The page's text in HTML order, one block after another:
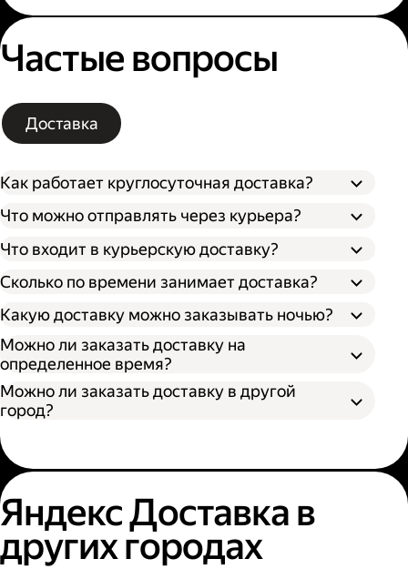
Частые вопросы
Доставка
Как работает круглосуточная доставка?
Что можно отправлять через курьера?
Что входит в курьерскую доставку?
Сколько по времени занимает доставка?
Какую доставку можно заказывать ночью?
Можно ли заказать доставку на
определенное время?
Можно ли заказать доставку в другой
город?
Яндекс Доставка в
других городах